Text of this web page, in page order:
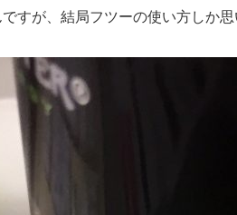
すが、結局フツーの使い方しか思